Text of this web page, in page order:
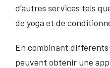
d’autres services tels
de yoga et de
En combinant
peuvent obtenir une